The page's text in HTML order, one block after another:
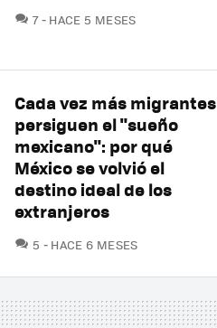
7COMENTARIOS
HACE 5 MESES
Cada vez más migrantes
persiguen el "sueño
mexicano": por qué
México se volvió el
destino ideal de los
extranjeros
5 COMENTARIOS
HACE 6 MESES